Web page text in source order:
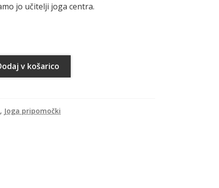
jo učitelji joga centra.
v košarico
, Joga pripomočki